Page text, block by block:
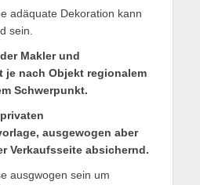
adäquate Dekoration kann
sein.
Makler und
je nach Objekt regionalem
Schwerpunkt.
ausgewogen aber
Verkaufsseite absichernd.
ausgwogen sein um